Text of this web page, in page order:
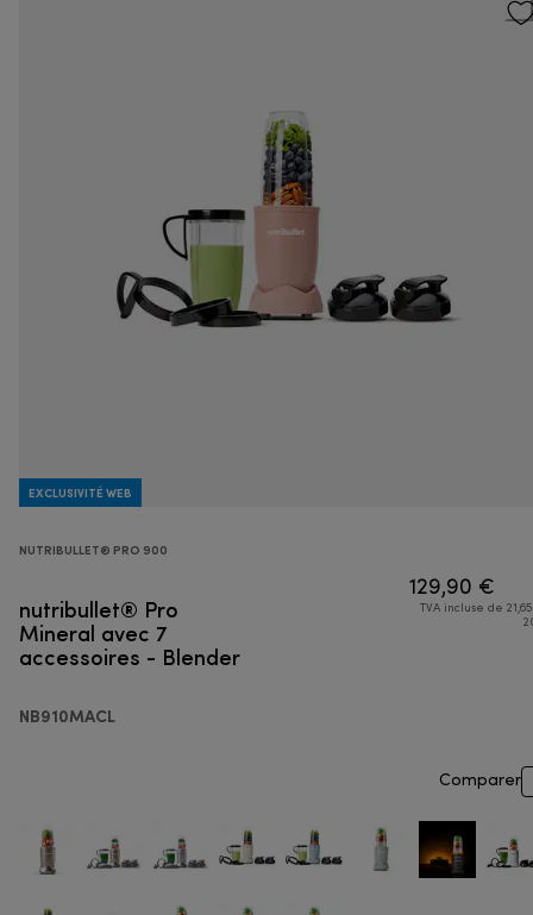
EXCLUSIVITÉ WEB
NUTRIBULLET® PRO 900
nutribullet® Pro
Mineral avec 7
accessoires - Blender
NB910MACL
129,90 €
TVA incluse de
Comparer